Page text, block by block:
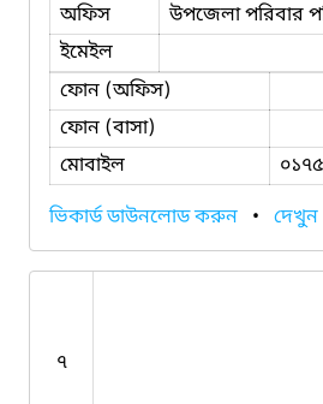
অফিস
উপজেলা পরিবার
ইমেইল
ফোন (অফিস)
ফোন (বাসা)
মোবাইল
ভিকার্ড ডাউনলোড করুন • দেখুন
৭